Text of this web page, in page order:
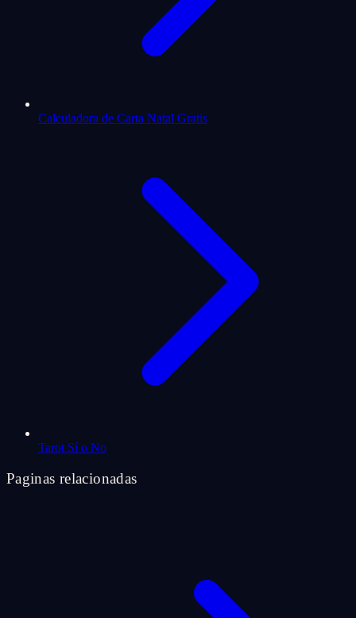
Calculadora de Carta Natal Gratis
Tarot Sí o No
Paginas relacionadas